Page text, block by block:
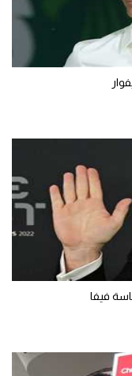
فيفا